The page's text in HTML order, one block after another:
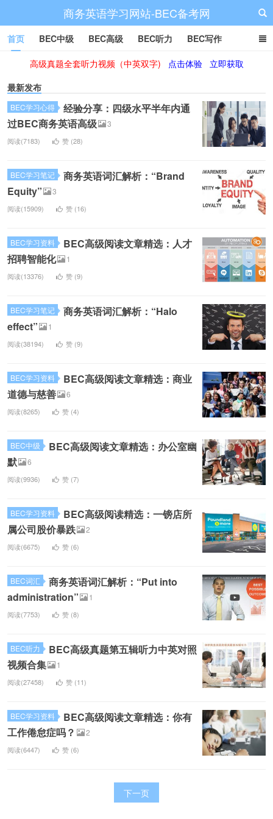
商务英语学习网站-BEC备考网
首页 BEC中级 BEC高级 BEC听力 BEC写作
BEC阅读 BEC词汇 BEC视频 BEC真题 BEC备考
高级真题全套听力视频（中英双字) 点击体验
立即获取
最新发布
BEC学习心得
经验分享：四级水平半年内通
过BEC商务英语高级
3
阅读(7183) 赞 (28)
BEC学习笔记
商务英语词汇解析：“Brand
Equity”
3
阅读(15909) 赞 (16)
BEC学习资料
BEC高级阅读文章精选：人才
招聘智能化
1
阅读(13376) 赞 (9)
BEC学习笔记
商务英语词汇解析：“Halo
effect”
1
阅读(38194) 赞 (9)
BEC学习资料
BEC高级阅读文章精选：商业
道德与慈善
6
阅读(8265) 赞 (4)
BEC中级
BEC高级阅读文章精选：办公室幽
默
6
阅读(9936) 赞 (7)
BEC学习资料
BEC高级阅读精选：一镑店所
属公司股价暴跌
2
阅读(6675) 赞 (6)
BEC词汇
商务英语词汇解析：“Put into
administration”
1
阅读(7753) 赞 (8)
BEC听力
BEC高级真题第五辑听力中英对照
视频合集
1
阅读(27458) 赞 (11)
BEC学习资料
BEC高级阅读文章精选：你有
工作倦怠症吗？
2
阅读(6447) 赞 (6)
下一页